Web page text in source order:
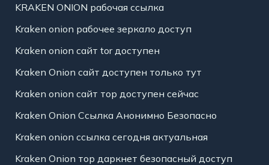
KRAKEN ONION рабочая ссылка
Kraken onion рабочее зеркало доступ
Kraken onion сайт tor доступен
Kraken Onion сайт доступен только тут
Kraken onion сайт тор доступен сейчас
Kraken Onion Ссылка Анонимно Безопасно
Kraken onion ссылка сегодня актуальная
Kraken Onion тор даркнет безопасный доступ